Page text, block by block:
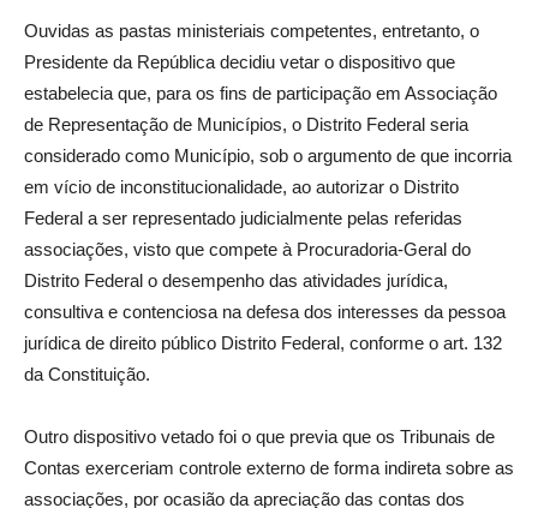
Ouvidas as pastas ministeriais competentes, entretanto, o
Presidente da República decidiu vetar o dispositivo que
estabelecia que, para os fins de participação em Associação
de Representação de Municípios, o Distrito Federal seria
considerado como Município, sob o argumento de que incorria
em vício de inconstitucionalidade, ao autorizar o Distrito
Federal a ser representado judicialmente pelas referidas
associações, visto que compete à Procuradoria-Geral do
Distrito Federal o desempenho das atividades jurídica,
consultiva e contenciosa na defesa dos interesses da pessoa
jurídica de direito público Distrito Federal, conforme o art. 132
da Constituição.
Outro dispositivo vetado foi o que previa que os Tribunais de
Contas exerceriam controle externo de forma indireta sobre as
associações, por ocasião da apreciação das contas dos